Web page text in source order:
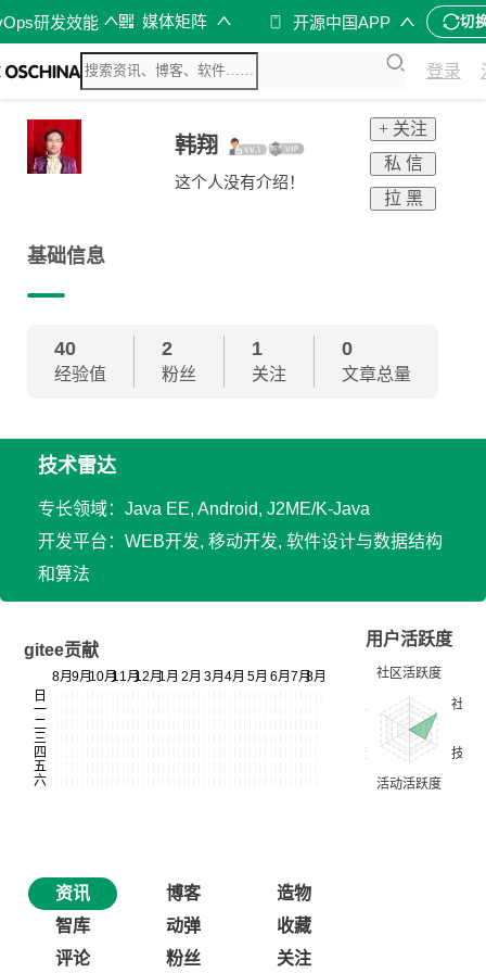
研发效能 媒体矩阵 开源中国APP 切
登录
韩翔
这个人没有介绍！
+ 关注
私 信
拉 黑
基础信息
40
经验值
2
粉丝
1
关注
0
文章总量
技术雷达
专长领域：Java EE, Android, J2ME/K-Java
开发平台：WEB开发, 移动开发, 软件设计与数据结构
和算法
gitee贡献
用户活跃度
资讯 博客
造物
智库
动弹
收藏
评论
粉丝 关注